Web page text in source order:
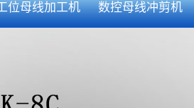
位母线加工机 数控母线冲剪机